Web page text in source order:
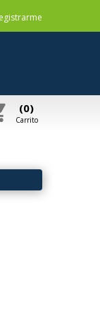
(0)
Carrito